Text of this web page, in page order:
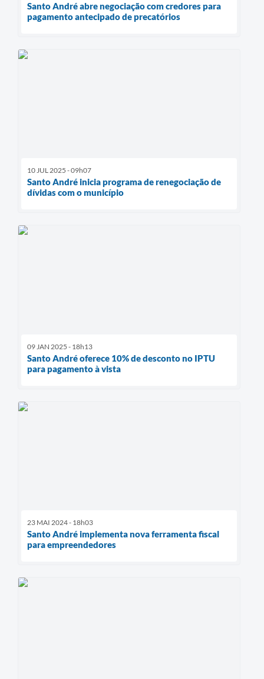
Santo André abre negociação com credores para
pagamento antecipado de precatórios
10 JUL 2025 - 09h07
Santo André inicia programa de renegociação de
dívidas com o município
09 JAN 2025 - 18h13
Santo André oferece 10% de desconto no IPTU
para pagamento à vista
23 MAI 2024 - 18h03
Santo André implementa nova ferramenta fiscal
para empreendedores